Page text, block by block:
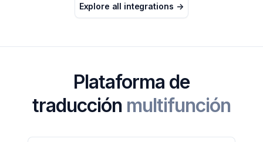
Explore all integrations ->
Plataforma de
traducción multifunción